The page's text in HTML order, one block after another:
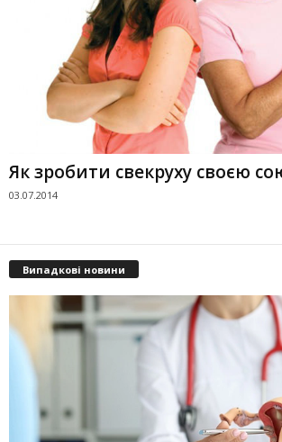
Як зробити свекруху своєю
03.07.2014
Випадкові новини